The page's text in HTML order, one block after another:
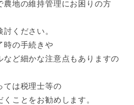
農地の維持管理にお困りの方
ください。
時の手続きや
など細かな注意点もありますの
ては税理士等の
ことをお勧めします。